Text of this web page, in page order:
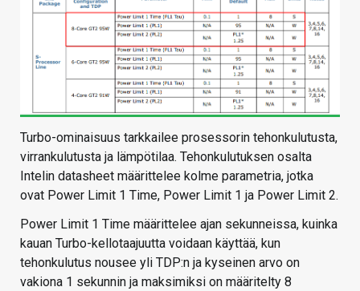
Turbo-ominaisuus tarkkailee prosessorin tehonkulutusta,
virrankulutusta ja lämpötilaa. Tehonkulutuksen osalta
Intelin datasheet määrittelee kolme parametria, jotka
ovat Power Limit 1 Time, Power Limit 1 ja Power Limit 2.
Power Limit 1 Time määrittelee ajan sekunneissa, kuinka
kauan Turbo-kellotaajuutta voidaan käyttää, kun
tehonkulutus nousee yli TDP:n ja kyseinen arvo on
vakiona 1 sekunnin ja maksimiksi on määritelty 8